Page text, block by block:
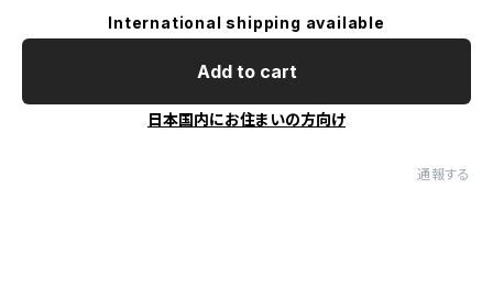
International shipping available
Add to cart
日本国内にお住まいの方向け
通報する